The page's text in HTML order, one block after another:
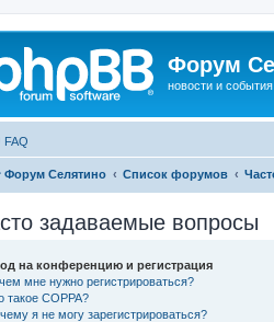
Форум
новости и
FAQ
Форум Селятино Список форумов
задаваемые вопросы
на конференцию и регистрация
мне нужно регистрироваться?
такое COPPA?
я не могу зарегистрироваться?